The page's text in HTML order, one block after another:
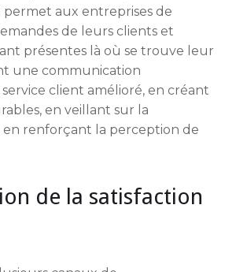
permet aux entreprises de
de leurs clients et
présentes là où se trouve leur
une communication
client amélioré, en créant
en veillant sur la
renforçant la perception de
de la satisfaction